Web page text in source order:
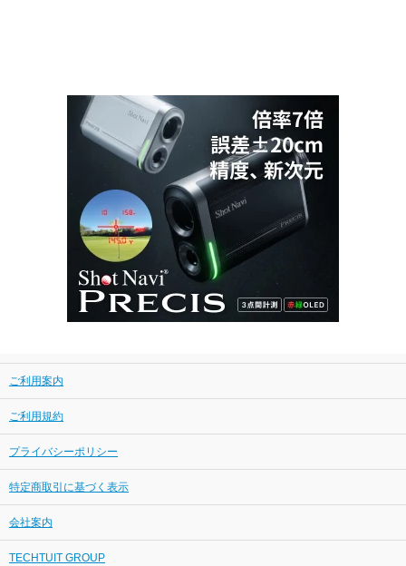
ご利用案内
ご利用規約
プライバシーポリシー
特定商取引に基づく表示
会社案内
TECHTUIT GROUP